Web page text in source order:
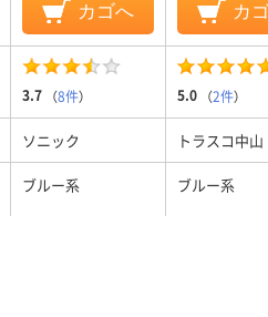
カゴへ カ
3.7 （8件） 5.0 （2件）
ソニック トラスコ中山
ブルー系 ブルー系